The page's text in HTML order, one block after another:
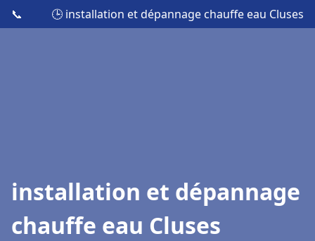
📞 🕒 installation et dépannage chauffe eau Cluses
installation et dépannage
chauffe eau Cluses